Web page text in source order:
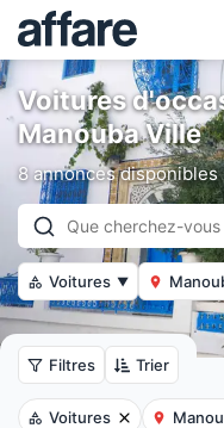
Voitures
Manouba Ville
8 annonces disponibles
Voitures ▼
Filtres Trier
Voitures